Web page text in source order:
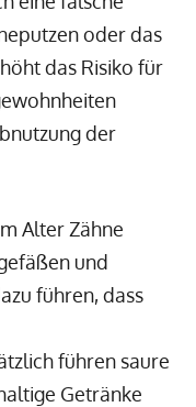
oder das
das Risiko für
der
Alter Zähne
und
führen, dass
führen saure
Getränke